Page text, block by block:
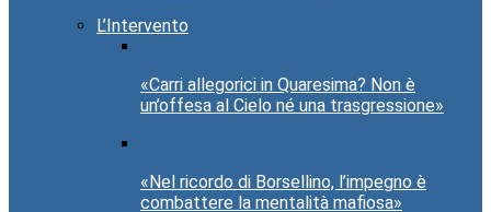
L’Intervento
«Carri allegorici in Quaresima? Non è
un’offesa al Cielo né una trasgressione»
«Nel ricordo di Borsellino, l’impegno è
combattere la mentalità mafiosa»